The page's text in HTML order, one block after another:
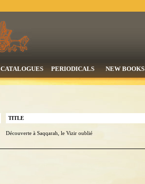
CATALOGUES PERIODICALS NEW BOOKS
TITLE
Découverte à Saqqarah, le Vizir oublié